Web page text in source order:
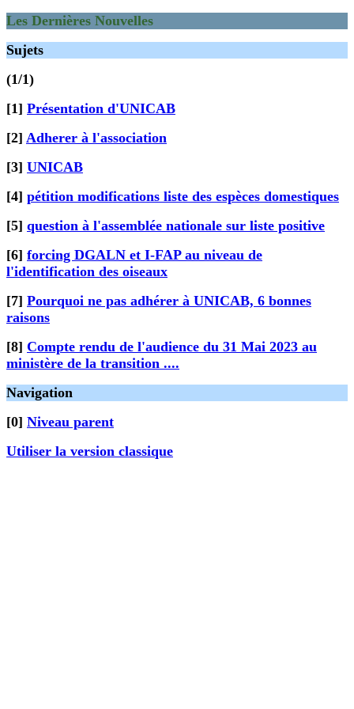
Les Dernières Nouvelles
Sujets
(1/1)
[1] Présentation d'UNICAB
[2] Adherer à l'association
[3] UNICAB
[4] pétition modifications liste des espèces domestiques
[5] question à l'assemblée nationale sur liste positive
[6] forcing DGALN et I-FAP au niveau de
l'identification des oiseaux
[7] Pourquoi ne pas adhérer à UNICAB, 6 bonnes
raisons
[8] Compte rendu de l'audience du 31 Mai 2023 au
ministère de la transition ....
Navigation
[0] Niveau parent
Utiliser la version classique